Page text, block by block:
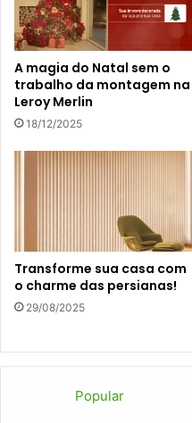
A magia do Natal sem o
trabalho da montagem na
Leroy Merlin
18/12/2025
Transforme sua casa com
o charme das persianas!
29/08/2025
Popular